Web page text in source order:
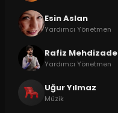
Esin Aslan
Yardımcı Yönetmen
Rafiz Mehdizade
Yardımcı Yönetmen
Uğur Yılmaz
Müzik